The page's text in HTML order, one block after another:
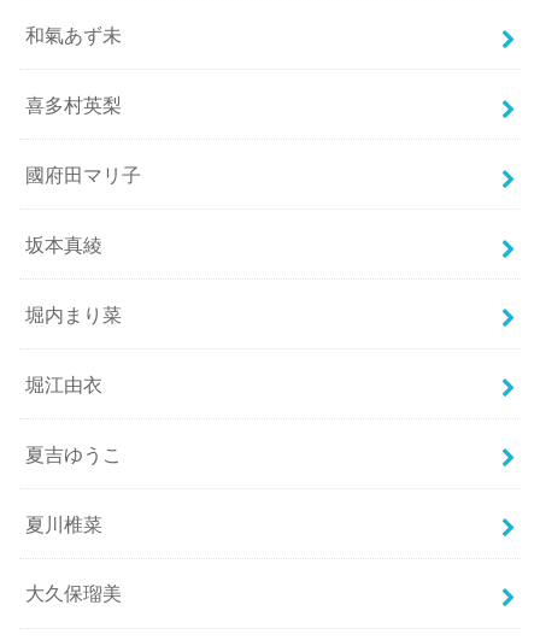
和氣あず未
喜多村英梨
國府田マリ子
坂本真綾
堀内まり菜
堀江由衣
夏吉ゆうこ
夏川椎菜
大久保瑠美